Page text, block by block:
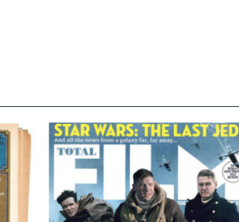
TOTAL FILM #260 – SUMMER
2017